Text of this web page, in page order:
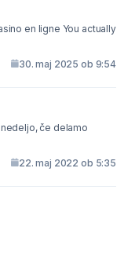
en ligne You actually
30. maj 2025 ob 9:54
če delamo
22. maj 2022 ob 5:35